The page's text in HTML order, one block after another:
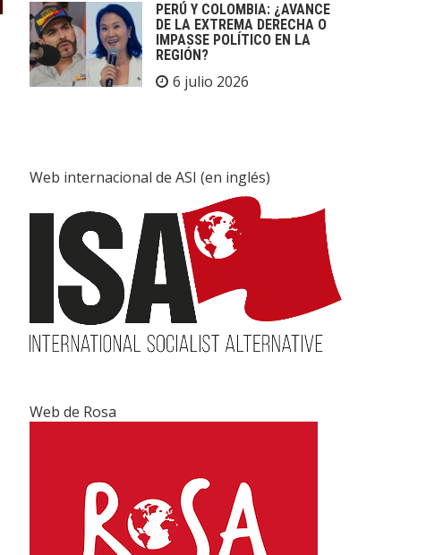
PERÚ Y COLOMBIA: ¿AVANCE
DE LA EXTREMA DERECHA O
IMPASSE POLÍTICO EN LA
REGIÓN?
6 julio 2026
Web internacional de ASI (en inglés)
Web de Rosa